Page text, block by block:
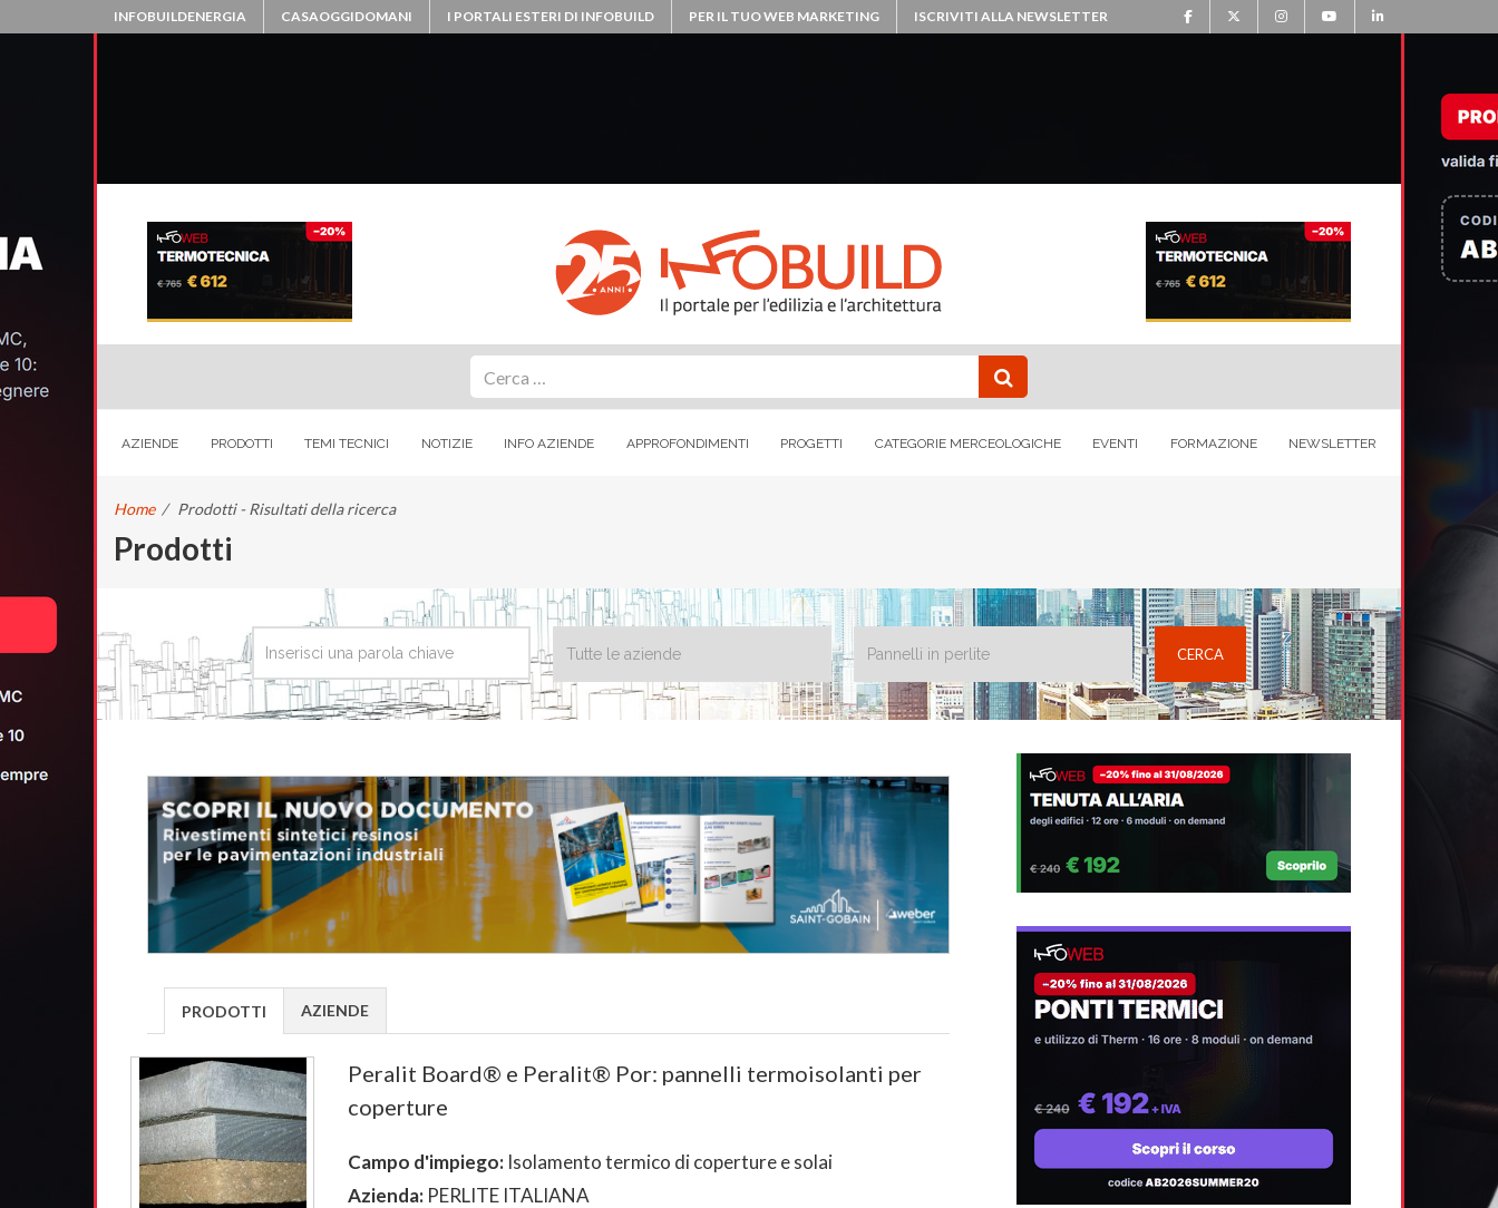
INFOBUILDENERGIA CASAOGGIDOMANI I PORTALI ESTERI DI INFOBUILD PER IL TUO WEB MARKETING ISCRIVITI ALLA NEWSLETTER
AZIENDE PRODOTTI TEMI TECNICI NOTIZIE INFO AZIENDE APPROFONDIMENTI PROGETTI CATEGORIE MERCEOLOGICHE EVENTI FORMAZIONE NEWSLETTER
Home / Prodotti - Risultati della ricerca
Prodotti
PRODOTTI AZIENDE
Peralit Board® e Peralit® Por: pannelli termoisolanti per
coperture
Campo d'impiego: Isolamento termico di coperture e solai
Azienda: PERLITE ITALIANA